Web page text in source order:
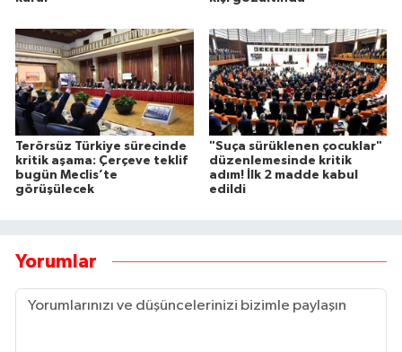
Terörsüz Türkiye sürecinde
kritik aşama: Çerçeve teklif
bugün Meclis’te
görüşülecek
"Suça sürüklenen çocuklar"
düzenlemesinde kritik
adım! İlk 2 madde kabul
edildi
Yorumlar